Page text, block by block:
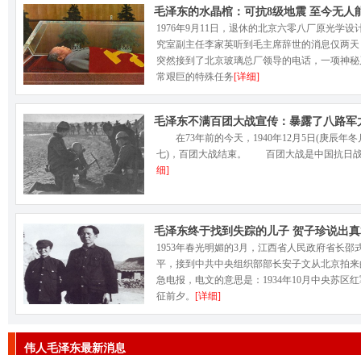
毛泽东的水晶棺：可抗8级地震 至今无人
做
1976年9月11日，退休的北京六零八厂原光学设
究室副主任李家英听到毛主席辞世的消息仅两
突然接到了北京玻璃总厂领导的电话，一项神
常艰巨的特殊任务[详细]
毛泽东不满百团大战宣传：暴露了八路军
在73年前的今天，1940年12月5日(庚辰年冬
七)，百团大战结束。 百团大战是中国抗日
细]
毛泽东终于找到失踪的儿子 贺子珍说出
1953年春光明媚的3月，江西省人民政府省长邵
平，接到中共中央组织部部长安子文从北京拍
急电报，电文的意思是：1934年10月中央苏区
征前夕。 [详细]
伟人毛泽东最新消息